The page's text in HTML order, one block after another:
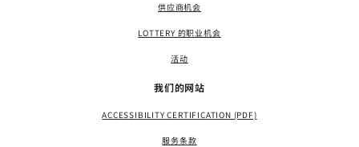
供应商机会
LOTTERY 的职业机会
活动
我们的网站
ACCESSIBILITY CERTIFICATION (PDF)
服务条款